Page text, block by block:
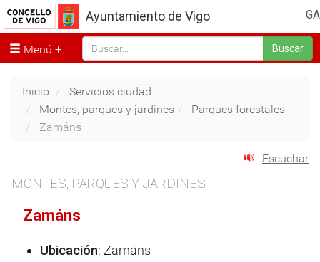
GA
Ayuntamiento de Vigo
Menú Buscar
Inicio
Servicios ciudad
Montes, parques y jardines
Parques forestales
Zamáns
Escuchar
MONTES, PARQUES Y JARDINES
Zamáns
Ubicación: Zamáns